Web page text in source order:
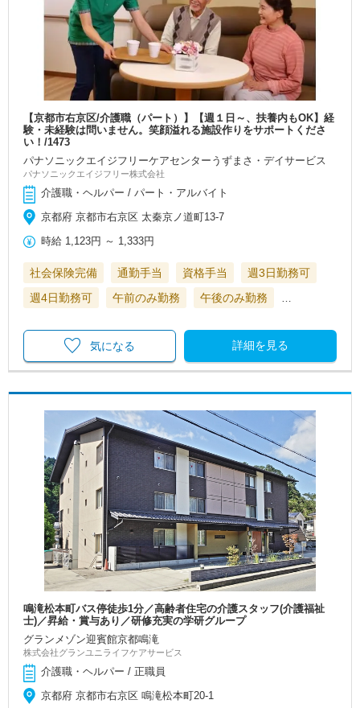
【京都市右京区/介護職（パート）】【週１日～、扶養内もOK】経
験・未経験は問いません。笑顔溢れる施設作りをサポートくださ
い！/1473
パナソニックエイジフリーケアセンターうずまさ・デイサービス
パナソニックエイジフリー株式会社
介護職・ヘルパー / パート・アルバイト
京都府 京都市右京区 太秦京ノ道町13-7
時給 1,123円 ～ 1,333円
社会保険完備 通勤手当 資格手当
週3日勤務可
週4日勤務可
午前のみ勤務 午後のみ勤務 …
詳細を見る
気になる
鳴滝松本町バス停徒歩1分／高齢者住宅の介護スタッフ(介護福祉
士)／昇給・賞与あり／研修充実の学研グループ
グランメゾン迎賓館京都鳴滝
株式会社グランユニライフケアサービス
介護職・ヘルパー / 正職員
京都府 京都市右京区 鳴滝松本町20-1